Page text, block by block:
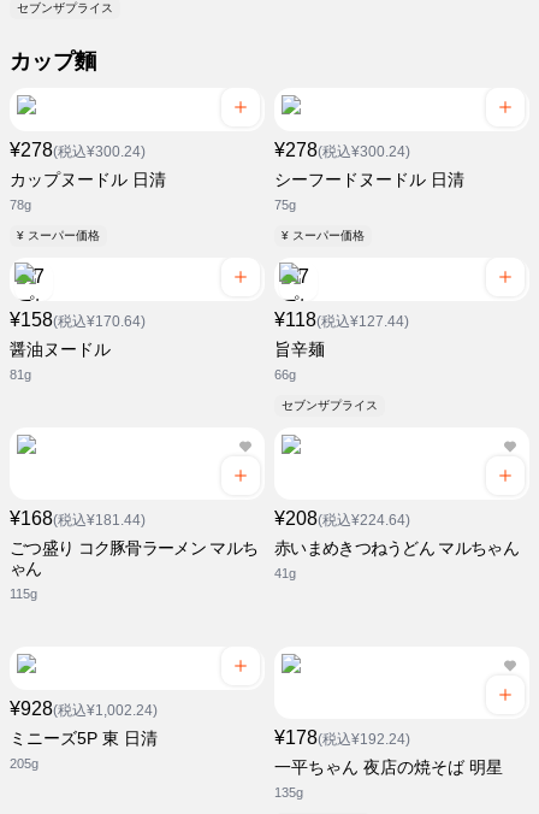
セブンザプライス
カップ麵
¥278(税込¥300.24)
カップヌードル 日清
78g
¥ スーパー価格
¥278(税込¥300.24)
シーフードヌードル 日清
75g
¥ スーパー価格
¥158(税込¥170.64)
醤油ヌードル
81g
¥118(税込¥127.44)
旨辛麺
66g
セブンザプライス
¥168(税込¥181.44)
ごつ盛り コク豚骨ラーメン マルち
ゃん
115g
¥208(税込¥224.64)
赤いまめきつねうどん マルちゃん
41g
¥928(税込¥1,002.24)
ミニーズ5P 東 日清
205g
¥178(税込¥192.24)
一平ちゃん 夜店の焼そば 明星
135g